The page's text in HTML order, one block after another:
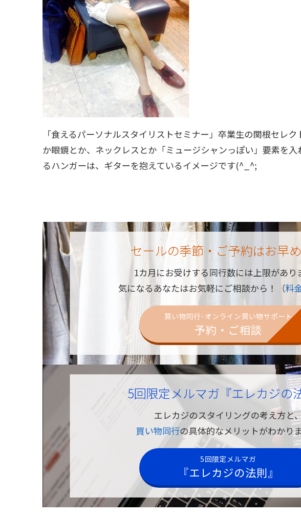
「食えるパーソナルスタイリストセミナー」卒業生の関根セレ
か眼鏡とか、ネックレスとか「ミュージシャンっぽい」要素を
るハンガーは、ギターを抱えているイメージです(^_^;
セールの季節・ご予約はお早め
1カ月にお受けする同行数には上限があり
気になるあなたはお気軽にご相談から！（料
買い物同行･オンライン買い物サポート
予約・ご相談
5回限定メルマガ 『エレカジの
エレカジのスタイリングの考え方と
買い物同行の具体的なメリットがわかり
5回限定メルマガ
『エレカジの法則』